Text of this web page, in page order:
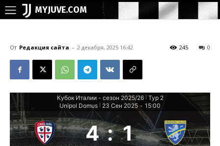
MYJUVE.COM
От Редакция сайта - 2 декабря, 2025 16:42 0
245
Кубок Италии - сезон 2025/26
Тур 2
Unipol Domus
23 Сен 2025 - 15:00
4 : 1